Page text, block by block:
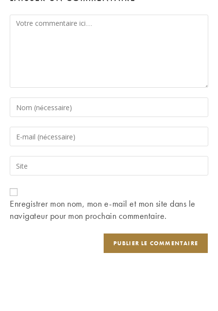
Comment
Enter
your
name
comment
Enter
your
email
address
comment
Saisir
l’URL
de
votre
(facultatif)
Enregistrer mon nom, mon e-mail et mon site dans le
navigateur pour mon prochain commentaire.